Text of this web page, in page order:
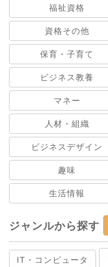
福祉資格
資格その他
保育・子育て
ビジネス教養
マネー
人材・組織
ビジネスデザイン
趣味
生活情報
ジャンルから探す
IT・コンピュータ